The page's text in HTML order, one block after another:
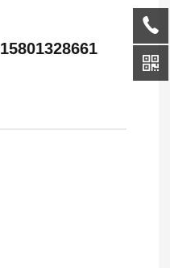
15801328661